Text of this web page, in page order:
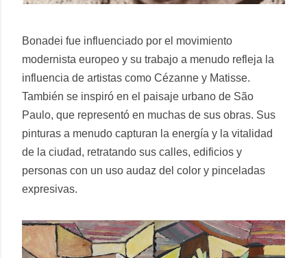
Bonadei fue influenciado por el movimiento
modernista europeo y su trabajo a menudo refleja la
influencia de artistas como Cézanne y Matisse.
También se inspiró en el paisaje urbano de São
Paulo, que representó en muchas de sus obras. Sus
pinturas a menudo capturan la energía y la vitalidad
de la ciudad, retratando sus calles, edificios y
personas con un uso audaz del color y pinceladas
expresivas.